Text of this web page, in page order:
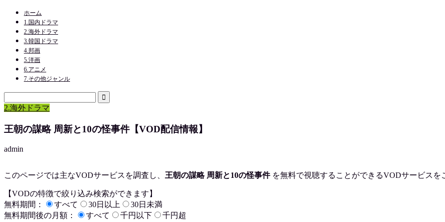
ホーム
1.国内ドラマ
2.海外ドラマ
3.韓国ドラマ
4.邦画
5.洋画
6.アニメ
7.その他ジャンル
2.海外ドラマ
王朝の謀略 周新と10の怪事件【VOD配信情報】
admin
このページでは主なVODサービスを調査し、 王朝の謀略 周新と10の怪事件を無料で視聴することができるVODサービスを
【VODの特徴で絞り込み検索ができます】
無料期間：
すべて 30日以上
30日未満
無料期間後の月額：
すべて 千円以下
千円超